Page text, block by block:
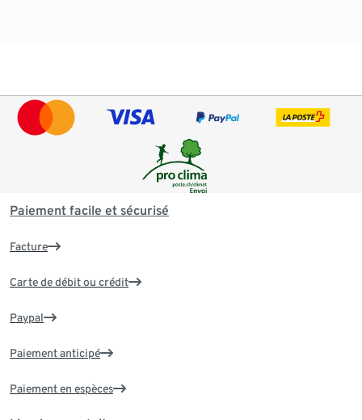
Paiement facile et sécurisé
Facture
Carte de débit ou crédit
Paypal
Paiement anticipé
Paiement en espèces